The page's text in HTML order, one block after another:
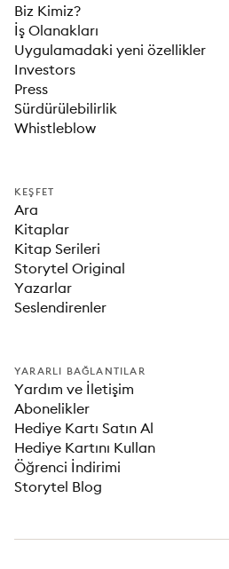
Biz Kimiz?
İş Olanakları
Uygulamadaki yeni özellikler
Investors
Press
Sürdürülebilirlik
Whistleblow
KEŞFET
Ara
Kitaplar
Kitap Serileri
Storytel Original
Yazarlar
Seslendirenler
YARARLI BAĞLANTILAR
Yardım ve İletişim
Abonelikler
Hediye Kartı Satın Al
Hediye Kartını Kullan
Öğrenci İndirimi
Storytel Blog